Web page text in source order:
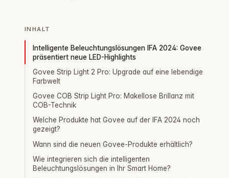
INHALT
Intelligente Beleuchtungslösungen IFA 2024: Govee
präsentiert neue LED-Highlights
Govee Strip Light 2 Pro: Upgrade auf eine lebendige
Farbwelt
Govee COB Strip Light Pro: Makellose Brillanz mit
COB-Technik
Welche Produkte hat Govee auf der IFA 2024 noch
gezeigt?
Wann sind die neuen Govee-Produkte erhältlich?
Wie integrieren sich die intelligenten
Beleuchtungslösungen in Ihr Smart Home?